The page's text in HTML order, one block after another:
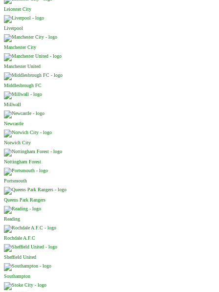
Leicester City
Liverpool
Manchester City
Manchester United
Middlesbrough FC
Millwall
Newcastle
Norwich City
Nottingham Forest
Portsmouth
Queens Park Rangers
Reading
Rochdale A.F.C
Sheffield United
Southampton